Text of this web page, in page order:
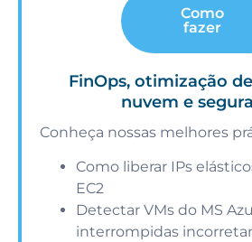
Como
fazer
FinOps, otimização
nuvem e
Conheça nossas melhores
Como liberar IPs
EC2
Detectar VMs do MS
interrompidas